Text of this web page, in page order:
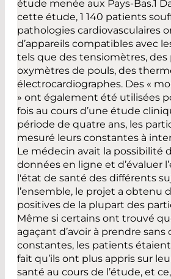
étude menée aux Pays-Bas.1
cette étude, 1 140 patients
pathologies cardiovasculaires
d’appareils compatibles avec
tels que des tensiomètres,
oxymètres de pouls, des
électrocardiographes. Des «
» ont également été utilisées
fois au cours d’une étude
période de quatre ans, les
mesuré leurs constantes à
Le médecin avait la possibilité
données en ligne et d’évaluer
l'état de santé des différents
l’ensemble, le projet a obtenu
positives de la plupart des
Même si certains ont trouvé
agaçant d’avoir à prendre sans
constantes, les patients étaient
fait qu’ils ont plus appris sur
santé au cours de l’étude, et